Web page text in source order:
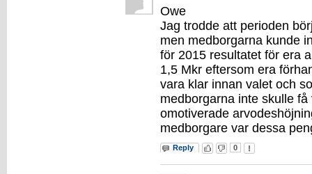
Owe
Jag trodde att perioden
men medborgarna kunde
för 2015 resultatet för era
1,5 Mkr eftersom era
vara klar innan valet och
medborgarna inte skulle
omotiverade
medborgare var dessa
Reply 0